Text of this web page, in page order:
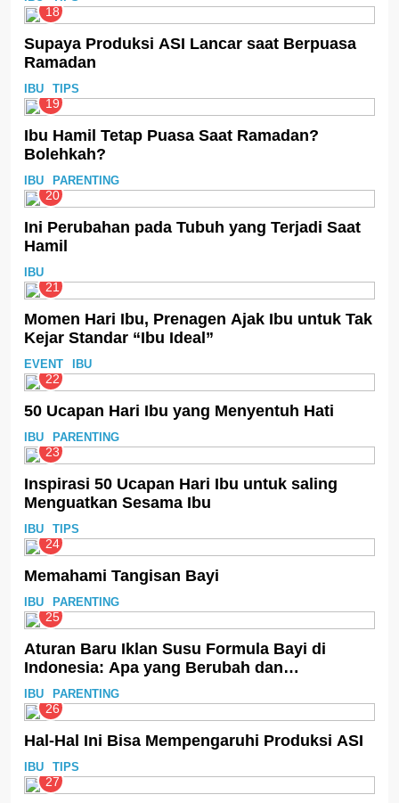
18
Supaya Produksi ASI Lancar saat Berpuasa
Ramadan
IBU TIPS
19
Ibu Hamil Tetap Puasa Saat Ramadan?
Bolehkah?
IBU PARENTING
20
Ini Perubahan pada Tubuh yang Terjadi Saat
Hamil
IBU
21
Momen Hari Ibu, Prenagen Ajak Ibu untuk Tak
Kejar Standar “Ibu Ideal”
EVENT IBU
22
50 Ucapan Hari Ibu yang Menyentuh Hati
IBU PARENTING
23
Inspirasi 50 Ucapan Hari Ibu untuk saling
Menguatkan Sesama Ibu
IBU TIPS
24
Memahami Tangisan Bayi
IBU PARENTING
25
Aturan Baru Iklan Susu Formula Bayi di
Indonesia: Apa yang Berubah dan
Dampaknya
IBU PARENTING
26
Hal-Hal Ini Bisa Mempengaruhi Produksi ASI
IBU TIPS
27